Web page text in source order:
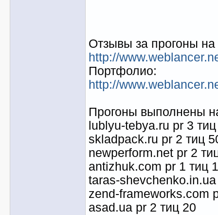
Отзывы за прогоны
http://
Портфолио:
http://
Прогоны выполнены
lublyu-tebya.ru pr 3
skladpack.ru pr 2 тиц
newperform.net pr 2
antizhuk.com pr 1 тиц
taras-
zend-frameworks.com
asad.ua pr 2 тиц 20